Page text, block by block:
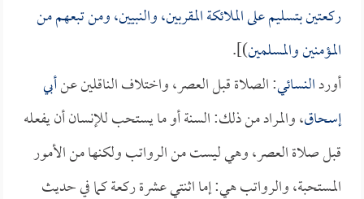
ركعتين بتسليم على الملائكة المقربين، والنبيين، ومن تبعهم من
المؤمنين والمسلمين)].
أوردالنسائي: الصلاة قبل العصر، واختلاف الناقلين عنأبي
إسحاق، والمراد من ذلك: السنة أو ما يستحب للإنسان أن يفعله
قبل صلاة العصر، وهي ليست من الرواتب ولكنها من الأمور
المستحبة، والرواتب هي: إما اثنتي عشرة ركعة كما في حديث